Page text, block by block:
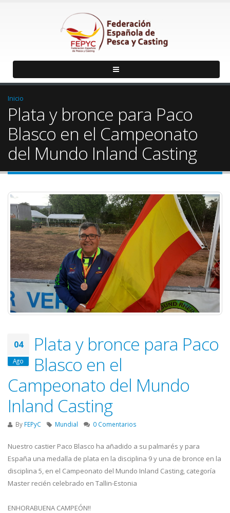
Inicio
Plata y bronce para Paco
Blasco en el Campeonato
del Mundo Inland Casting
04
Ago
Plata y bronce para Paco
Blasco en el
Campeonato del Mundo
Inland Casting
By FEPyC Mundial 0 Comentarios
Nuestro castier Paco Blasco ha añadido a su palmarés y para
España una medalla de plata en la disciplina 9 y una de bronce en la
disciplina 5, en el Campeonato del Mundo Inland Casting, categoría
Master recién celebrado en Tallin-Estonia
ENHORABUENA CAMPEÓN!!